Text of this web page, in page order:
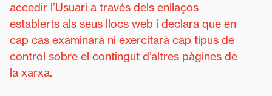
accedir l’Usuari a través dels enllaços
establerts als seus llocs web i declara que en
cap cas examinarà ni exercitarà cap tipus de
control sobre el contingut d’altres pàgines de
la xarxa.